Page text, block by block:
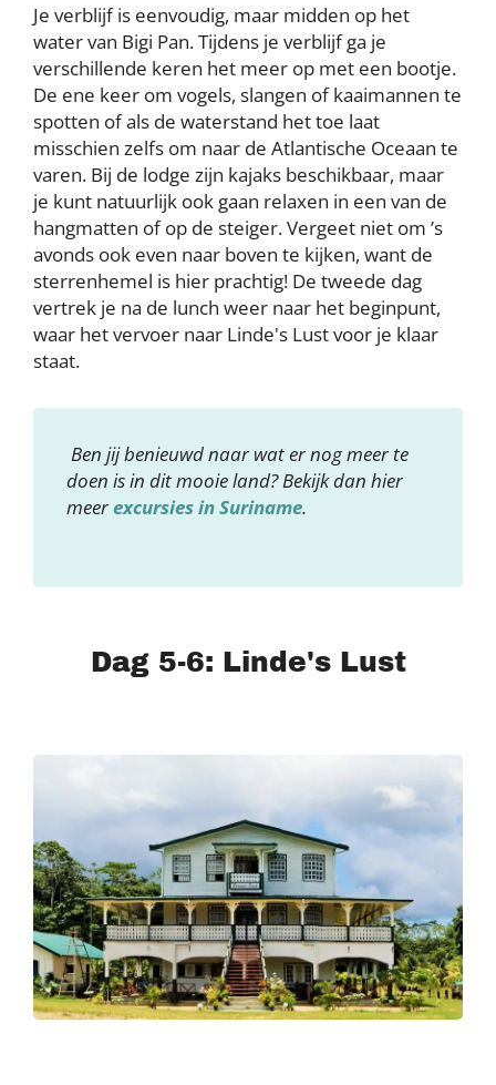
Je verblijf is eenvoudig, maar midden op het
water van Bigi Pan. Tijdens je verblijf ga je
verschillende keren het meer op met een bootje.
De ene keer om vogels, slangen of kaaimannen te
spotten of als de waterstand het toe laat
misschien zelfs om naar de Atlantische Oceaan te
varen. Bij de lodge zijn kajaks beschikbaar, maar
je kunt natuurlijk ook gaan relaxen in een van de
hangmatten of op de steiger. Vergeet niet om ’s
avonds ook even naar boven te kijken, want de
sterrenhemel is hier prachtig! De tweede dag
vertrek je na de lunch weer naar het beginpunt,
waar het vervoer naar Linde's Lust voor je klaar
staat.
Ben jij benieuwd naar wat er nog meer te
doen is in dit mooie land? Bekijk dan hier
meerexcursies in Suriname.
Dag 5-6: Linde's Lust